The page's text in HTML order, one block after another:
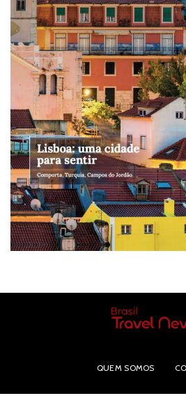
QUEM SOMOS